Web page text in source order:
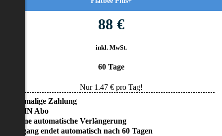
88 €
inkl. MwSt.
60 Tage
Nur 1.47€ pro Tag!
• Einmalige Zahlung
• KEIN Abo
• Keine automatische Verlängerung
• Zugang endet automatisch nach 60 Tagen